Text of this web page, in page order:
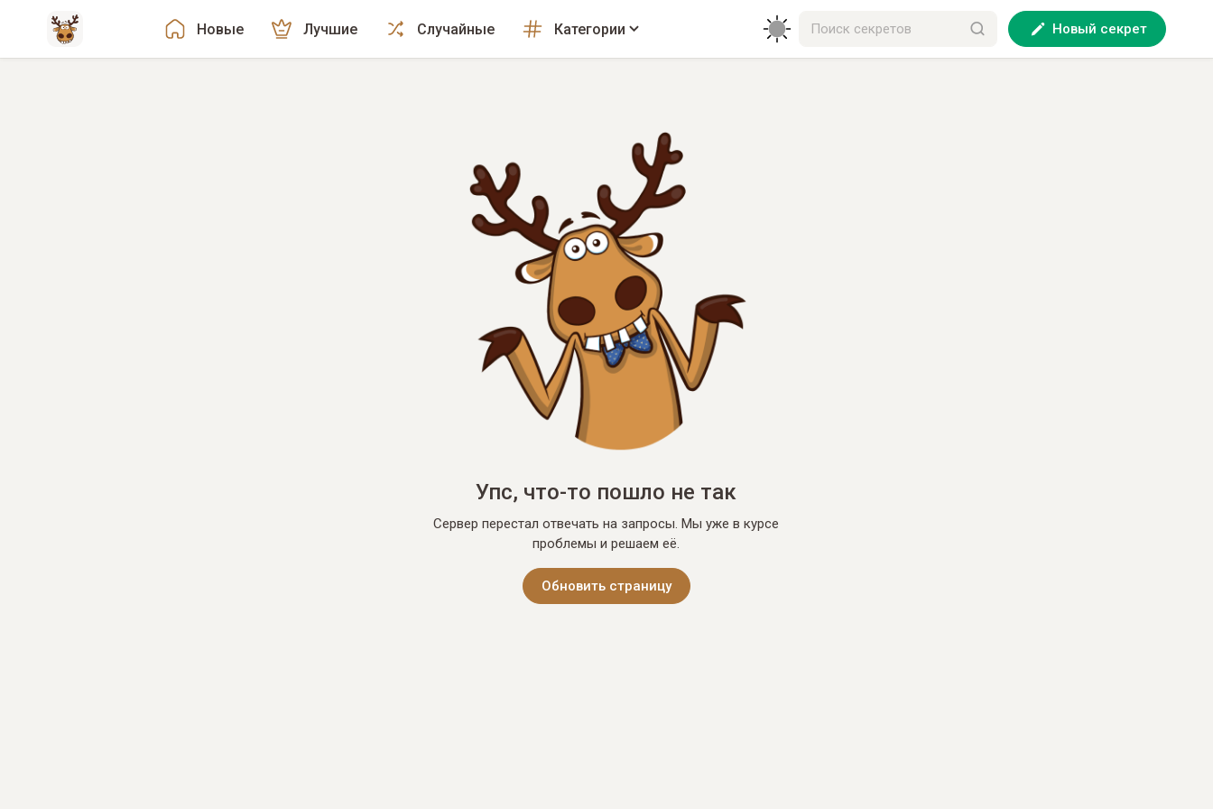
Новые Лучшие Случайные Категории Новый секрет
Упс, что-то пошло не так
Сервер перестал отвечать на запросы. Мы уже в курсе
проблемы и решаем её.
Обновить страницу